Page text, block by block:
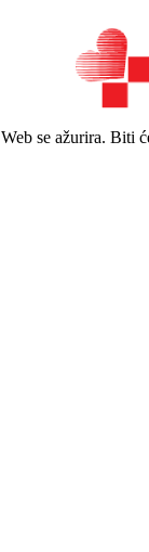
Web se ažurira. Biti